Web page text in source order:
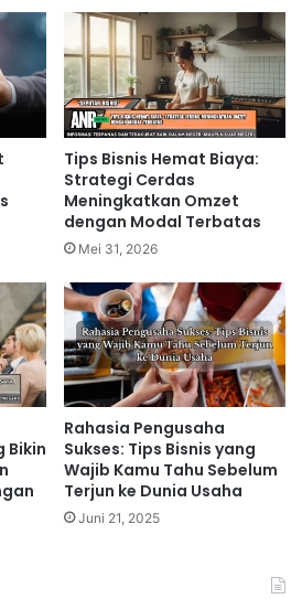
Tips Bisnis Hemat Biaya:
Strategi Cerdas
Meningkatkan Omzet
dengan Modal Terbatas
Mei 31, 2026
Bikin
Rahasia Pengusaha
Sukses: Tips Bisnis yang
Wajib Kamu Tahu Sebelum
Terjun ke Dunia Usaha
Juni 21, 2025